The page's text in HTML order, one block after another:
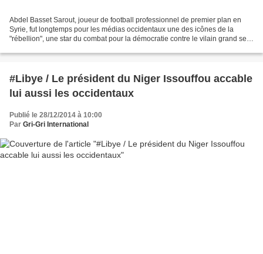
Abdel Basset Sarout, joueur de football professionnel de premier plan en
Syrie, fut longtemps pour les médias occidentaux une des icônes de la
"rébellion", une star du combat pour la démocratie contre le vilain grand sec
#Libye / Le président du Niger Issouffou accable
lui aussi les occidentaux
Publié le 28/12/2014 à 10:00
Par Gri-Gri International